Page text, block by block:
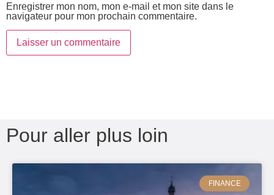
Enregistrer mon nom, mon e-mail et mon site dans le
navigateur pour mon prochain commentaire.
Pour aller plus loin
FINANCE